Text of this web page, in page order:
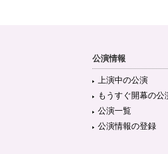
公演情報
上演中の公演
もうすぐ開幕の公
公演一覧
公演情報の登録